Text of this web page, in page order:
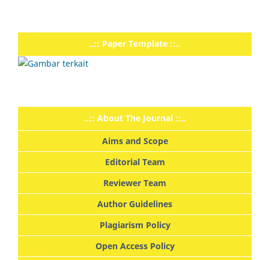
..:: Paper Template ::..
..:: About The Journal ::..
Aims and Scope
Editorial Team
Reviewer Team
Author Guidelines
Plagiarism Policy
Open Access Policy